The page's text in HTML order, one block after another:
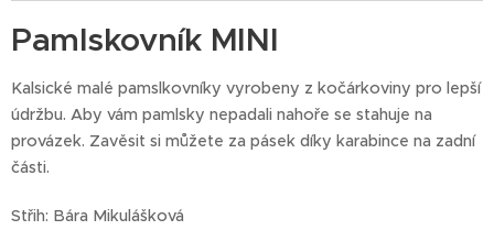
Pamlskovník MINI
Kalsické malé pamslkovníky vyrobeny z kočárkoviny pro lepší
údržbu. Aby vám pamlsky nepadali nahoře se stahuje na
provázek. Zavěsit si můžete za pásek díky karabince na zadní
části.
Střih: Bára Mikulášková